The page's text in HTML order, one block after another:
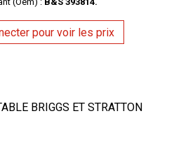
pour voir les prix
BRIGGS ET STRATTON